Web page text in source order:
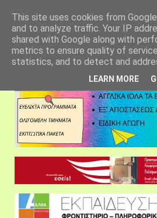
This site uses cookies from
and to analyze traffic. Your IP
shared with Google along with
metrics to ensure quality of
statistics, and to detect and
LEARN MORE